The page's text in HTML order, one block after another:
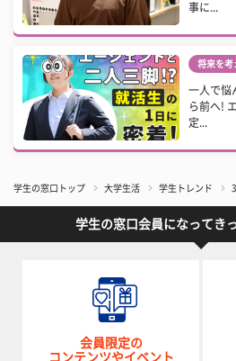
事に...
将来を考
一人で悩
ら前へ!
定...
学生の窓口トップ 大学生活 学生トレンド
学生の窓口会員になってき
会員限定の
コンテンツやイベント